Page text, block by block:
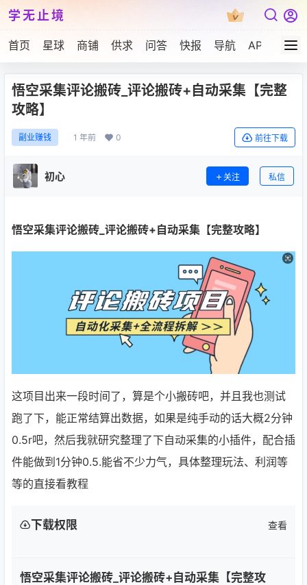
学无止境
首页 星球 商铺 供求 问答 快报 导航 APP下载
悟空采集评论搬砖_评论搬砖+自动采集【完整
攻略】
副业赚钱 1 年前 0 前往下载
初心 关注 私信
悟空采集评论搬砖 _评论搬砖+自动采集【完整攻略】
这项目出来一段时间了，算是个小搬砖吧，并且我也测试
跑了下，能正常结算出数据，如果是纯手动的话大概2分钟
0.5r吧，然后我就研究整理了下自动采集的小插件，配合插
件能做到1分钟0.5.能省不少力气，具体整理玩法、利润等
等的直接看教程
下载权限 查看
悟空采集评论搬砖_评论搬砖+自动采集【完整攻